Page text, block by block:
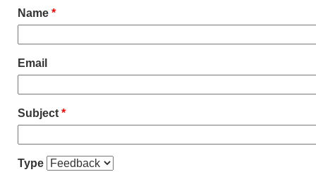
Name *
Email
Subject *
Type